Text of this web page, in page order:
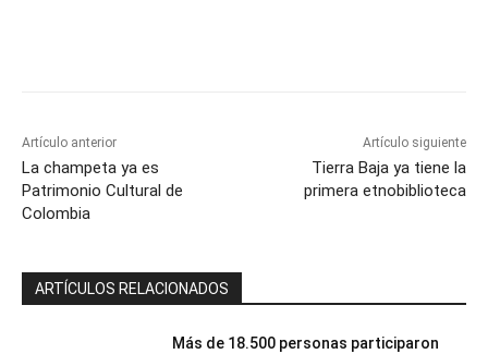
Artículo anterior
La champeta ya es
Patrimonio Cultural de
Colombia
Artículo siguiente
Tierra Baja ya tiene la
primera etnobiblioteca
ARTÍCULOS RELACIONADOS
Más de 18.500 personas participaron